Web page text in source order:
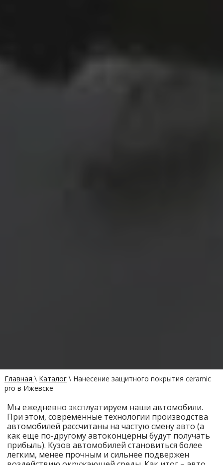
Главная \ Каталог\ Нанесение защитного покрытия ceramic
pro в Ижевске
Мы ежедневно эксплуатируем наши автомобили.
При этом, современные технологии производства
автомобилей рассчитаны на частую смену авто (а
как еще по-другому автоконцерны будут получать
прибыль). Кузов автомобилей становиться более
легким, менее прочным и сильнее подвержен